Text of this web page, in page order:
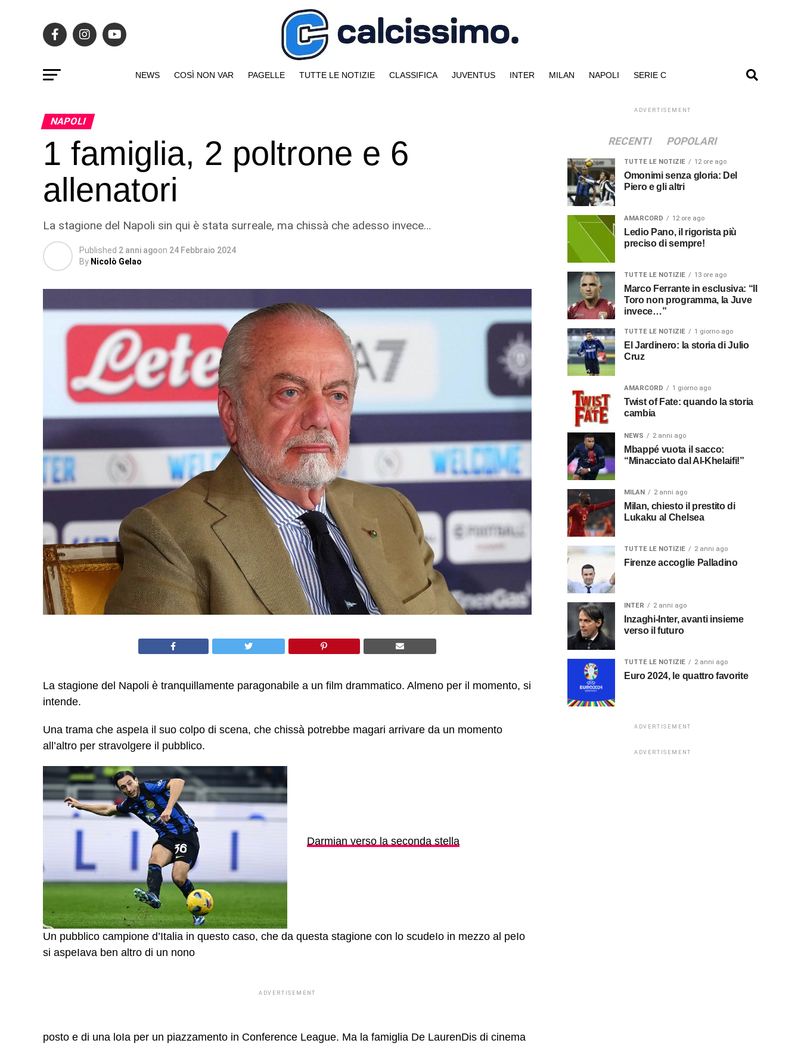
NEWS COSÌ NON VAR PAGELLE TUTTE LE NOTIZIE CLASSIFICA JUVENTUS INTER MILAN NAPOLI SERIE C
NAPOLI
1 famiglia, 2 poltrone e 6
allenatori
La stagione del Napoli sin qui è stata surreale, ma chissà che adesso invece…
Published 2 anni agoon 24 Febbraio 2024
By Nicolò Gelao
La stagione del Napoli è tranquillamente paragonabile a un film drammatico. Almeno per il momento, si
intende.
Una trama che aspeIa il suo colpo di scena, che chissà potrebbe magari arrivare da un momento
all’altro per stravolgere il pubblico.
Darmian verso la seconda stella
Un pubblico campione d’Italia in questo caso, che da questa stagione con lo scudeIo in mezzo al peIo
si aspeIava ben altro di un nono
ADVERTISEMENT
posto e di una loIa per un piazzamento in Conference League. Ma la famiglia De LaurenDis di cinema
ADVERTISEMENT
RECENTI POPOLARI
TUTTE LE NOTIZIE 12 ore ago
Omonimi senza gloria: Del
Piero e gli altri
AMARCORD 12 ore ago
Ledio Pano, il rigorista più
preciso di sempre!
TUTTE LE NOTIZIE 13 ore ago
Marco Ferrante in esclusiva: “Il
Toro non programma, la Juve
invece…”
TUTTE LE NOTIZIE 1 giorno ago
El Jardinero: la storia di Julio
Cruz
AMARCORD 1 giorno ago
Twist of Fate: quando la storia
cambia
NEWS 2 anni ago
Mbappé vuota il sacco:
“Minacciato dal Al-Khelaifi!”
MILAN 2 anni ago
Milan, chiesto il prestito di
Lukaku al Chelsea
TUTTE LE NOTIZIE 2 anni ago
Firenze accoglie Palladino
INTER 2 anni ago
Inzaghi-Inter, avanti insieme
verso il futuro
TUTTE LE NOTIZIE 2 anni ago
Euro 2024, le quattro favorite
ADVERTISEMENT
ADVERTISEMENT